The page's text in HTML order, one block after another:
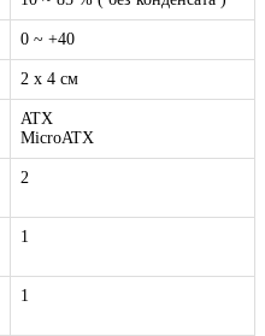
0 ~ +40
2 x 4 см
ATX
MicroATX
2
1
1